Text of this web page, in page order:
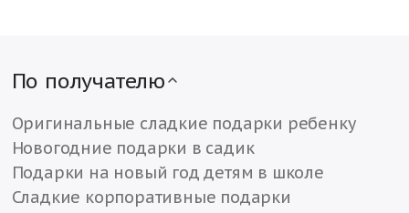
По получателю
Оригинальные сладкие подарки ребенку
Новогодние подарки в садик
Подарки на новый год детям в школе
Сладкие корпоративные подарки